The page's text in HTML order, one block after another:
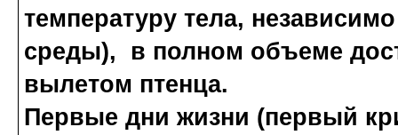
температуру тела,
среды), в полном объеме
вылетом птенца.
Первые дни жизни (первый